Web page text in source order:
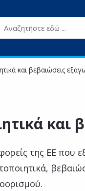
Αναζητήστε εδώ ...
και βεβαιώσεις
και
της ΕΕ που